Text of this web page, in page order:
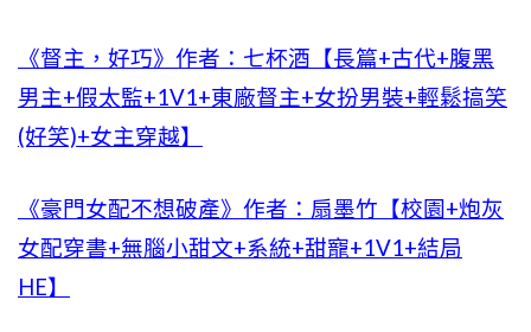
《督主，好巧》作者：七杯酒【長篇+古代+腹黑
男主+假太監+1V1+東廠督主+女扮男裝+輕鬆搞笑
(好笑)+女主穿越】
《豪門女配不想破產》作者：扇墨竹【校園+炮灰
女配穿書+無腦小甜文+系統+甜寵+1V1+結局
HE】